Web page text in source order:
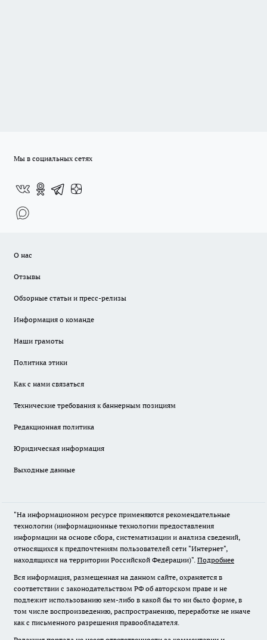
Мы в социальных сетях
О нас
Отзывы
Обзорные статьи и пресс-релизы
Информация о команде
Наши грамоты
Политика этики
Как с нами связаться
Технические требования к баннерным позициям
Редакционная политика
Юридическая информация
Выходные данные
"На информационном ресурсе применяются рекомендательные
технологии (информационные технологии предоставления
информации на основе сбора, систематизации и анализа сведений,
относящихся к предпочтениям пользователей сети "Интернет",
находящихся на территории Российской Федерации)". Подробнее
Вся информация, размещенная на данном сайте, охраняется в
соответствии с законодательством РФ об авторском праве и не
подлежит использованию кем-либо в какой бы то ни было форме, в
том числе воспроизведению, распространению, переработке не иначе
как с письменного разрешения правообладателя.